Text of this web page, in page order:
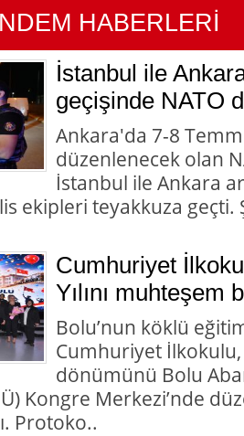
HABERLERİ
İstanbul ile
geçişinde NATO
Ankara'da 7-8
düzenlenecek olan
İstanbul ile Ankara
ekipleri teyakkuza geçti.
Cumhuriyet
Yılını muhteşem
Bolu’nun köklü
Cumhuriyet
dönümünü Bolu
Kongre Merkezi’nde
Protoko..